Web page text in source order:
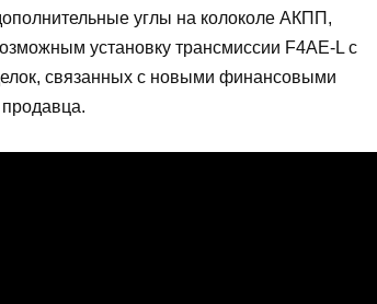
углы на колоколе АКПП,
установку трансмиссии F4AE-L с
связанных с новыми финансовыми
продавца.